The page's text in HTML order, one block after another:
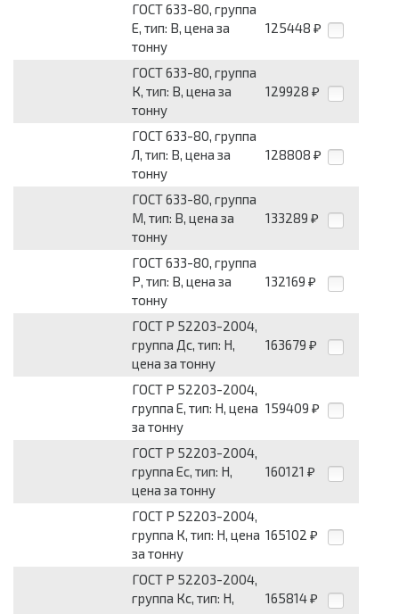
ГОСТ 633-80, группа
Е, тип: В, цена за
тонну
125448 ₽
ГОСТ 633-80, группа
К, тип: В, цена за
тонну
129928 ₽
ГОСТ 633-80, группа
Л, тип: В, цена за
тонну
128808 ₽
ГОСТ 633-80, группа
М, тип: В, цена за
тонну
133289 ₽
ГОСТ 633-80, группа
Р, тип: В, цена за
тонну
132169 ₽
ГОСТ Р 52203-2004,
группа Дс, тип: Н,
цена за тонну
163679 ₽
ГОСТ Р 52203-2004,
группа Е, тип: Н, цена
за тонну
159409 ₽
ГОСТ Р 52203-2004,
группа Ес, тип: Н,
цена за тонну
160121 ₽
ГОСТ Р 52203-2004,
группа К, тип: Н, цена
за тонну
165102 ₽
ГОСТ Р 52203-2004,
группа Кс, тип: Н,
165814 ₽